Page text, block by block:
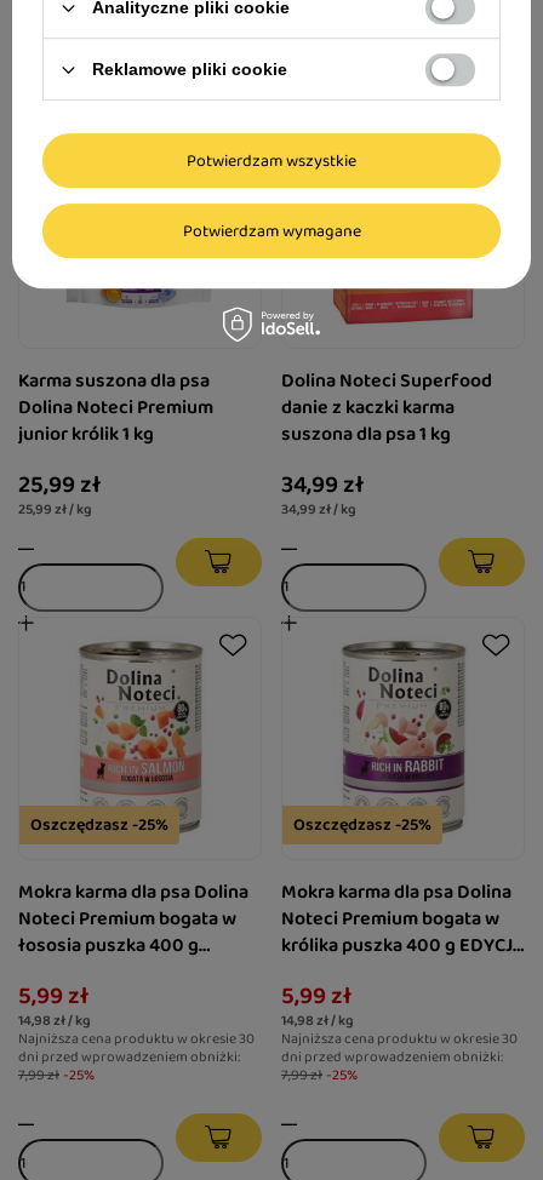
Karma suszona dla psa
Dolina Noteci Premium
junior królik 1 kg
25,99 zł
25,99 zł / kg
Dolina Noteci Superfood
danie z kaczki karma
suszona dla psa 1 kg
34,99 zł
34,99 zł / kg
Oszczędzasz -25%
Mokra karma dla psa Dolina
Noteci Premium bogata w
łososia puszka 400 g
5,99 zł
14,98 zł / kg
Najniższa cena produktu w okresie 30
dni przed wprowadzeniem obniżki:
7,99 zł -25%
Oszczędzasz -25%
Mokra karma dla psa Dolina
Noteci Premium bogata w
królika puszka 400 g EDYCJA
5,99 zł
14,98 zł / kg
Najniższa cena produktu w okresie 30
dni przed wprowadzeniem obniżki:
7,99 zł -25%
Analityczne pliki cookie
Reklamowe pliki cookie
Potwierdzam wymagane
Potwierdzam wszystkie